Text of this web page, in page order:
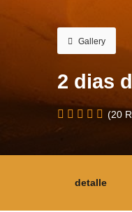
Gallery
2 dias
(20
detalle